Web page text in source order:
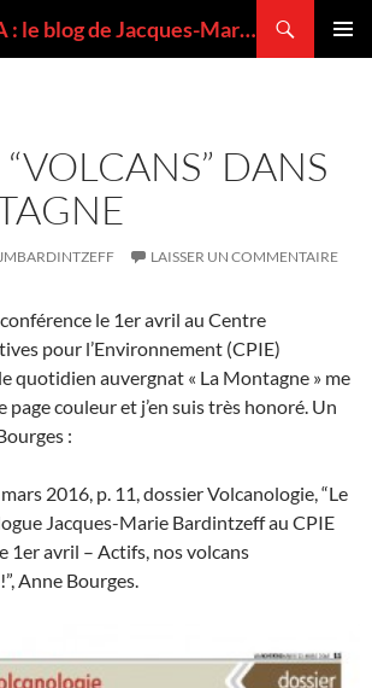
VOLCANMANIA : le blog de Jacques-Marie BARDINTZEFF, volcanologue
DANS
LAISSER UN COMMENTAIRE
le 1er avril au Centre
pour l’Environnement (CPIE)
quotidien auvergnat « La Montagne » me
page couleur et j’en suis très honoré. Un
:
2016, p. 11, dossier Volcanologie, “Le
Jacques-Marie Bardintzeff au CPIE
1er avril – Actifs, nos volcans
Anne Bourges.